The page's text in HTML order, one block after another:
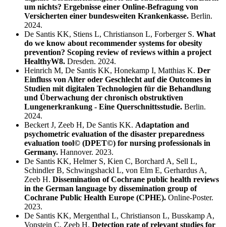
um nichts? Ergebnisse einer Online-Befragung von
Versicherten einer bundesweiten Krankenkasse. Berlin.
2024.
De Santis KK, Stiens L, Christianson L, Forberger S. What
do we know about recommender systems for obesity
prevention? Scoping review of reviews within a project
HealthyW8. Dresden. 2024.
Heinrich M, De Santis KK, Honekamp I, Matthias K. Der
Einfluss von Alter oder Geschlecht auf die Outcomes in
Studien mit digitalen Technologien für die Behandlung
und Überwachung der chronisch obstruktiven
Lungenerkrankung - Eine Querschnittsstudie. Berlin.
2024.
Beckert J, Zeeb H, De Santis KK. Adaptation and
psychometric evaluation of the disaster preparedness
evaluation tool© (DPET©) for nursing professionals in
Germany. Hannover. 2023.
De Santis KK, Helmer S, Kien C, Borchard A, Sell L,
Schindler B, Schwingshackl L, von Elm E, Gerhardus A,
Zeeb H. Dissemination of Cochrane public health reviews
in the German language by dissemination group of
Cochrane Public Health Europe (CPHE). Online-Poster.
2023.
De Santis KK, Mergenthal L, Christianson L, Busskamp A,
Vonstein C, Zeeb H. Detection rate of relevant studies for